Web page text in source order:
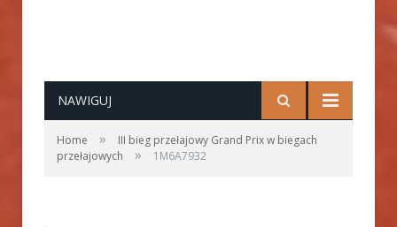
NAWIGUJ
Home »
III bieg przełajowy Grand Prix w biegach
przełajowych
» 1M6A7932